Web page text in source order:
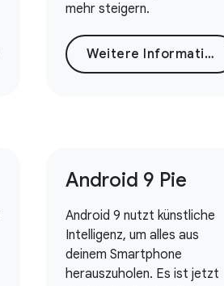
mehr steigern.
Weitere Informationen
Android 9 Pie
Android 9 nutzt künstliche
Intelligenz, um alles aus
deinem Smartphone
herauszuholen. Es ist jetzt